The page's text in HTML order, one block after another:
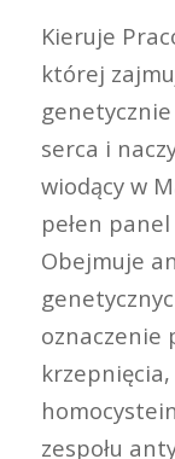
Kieruje
której
serca i
wiodący w
pełen
Obejmuje
oznaczenie
zespołu